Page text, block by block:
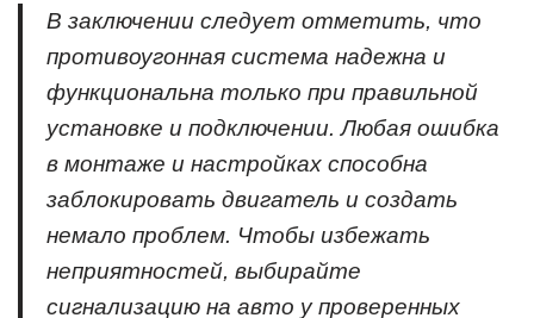
В заключении следует отметить, что
противоугонная система надежна и
функциональна только при правильной
установке и подключении. Любая ошибка
в монтаже и настройках способна
заблокировать двигатель и создать
немало проблем. Чтобы избежать
неприятностей, выбирайте
сигнализацию на авто у проверенных